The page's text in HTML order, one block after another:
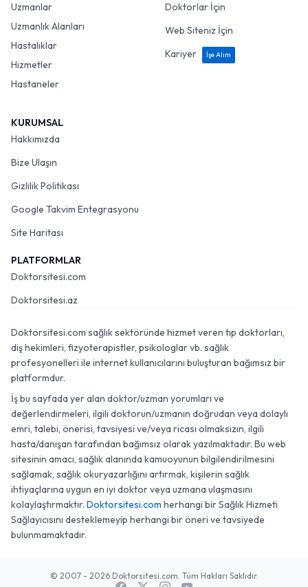
Uzmanlar
Uzmanlık Alanları
Hastalıklar
Hizmetler
Hastaneler
Doktorlar İçin
Web Siteniz İçin
Kariyer
İşe Alım
KURUMSAL
Hakkımızda
Bize Ulaşın
Gizlilik Politikası
Google Takvim Entegrasyonu
Site Haritası
PLATFORMLAR
Doktorsitesi.com
Doktorsitesi.az
Doktorsitesi.com sağlık sektöründe hizmet veren tıp doktorları,
diş hekimleri, fizyoterapistler, psikologlar vb. sağlık
profesyonelleri ile internet kullanıcılarını buluşturan bağımsız bir
platformdur.
İş bu sayfada yer alan doktor/uzman yorumları ve
değerlendirmeleri, ilgili doktorun/uzmanın doğrudan veya dolaylı
emri, talebi, önerisi, tavsiyesi ve/veya ricası olmaksızın, ilgili
hasta/danışan tarafından bağımsız olarak yazılmaktadır. Bu web
sitesinin amacı, sağlık alanında kamuoyunun bilgilendirilmesini
sağlamak, sağlık okuryazarlığını artırmak, kişilerin sağlık
ihtiyaçlarına uygun en iyi doktor veya uzmana ulaşmasını
kolaylaştırmaktır. Doktorsitesi.com herhangi bir Sağlık Hizmeti
Sağlayıcısını desteklemeyip herhangi bir öneri ve tavsiyede
bulunmamaktadır.
© 2007 - 2026 Doktorsitesi.com. Tüm Hakları Saklıdır.